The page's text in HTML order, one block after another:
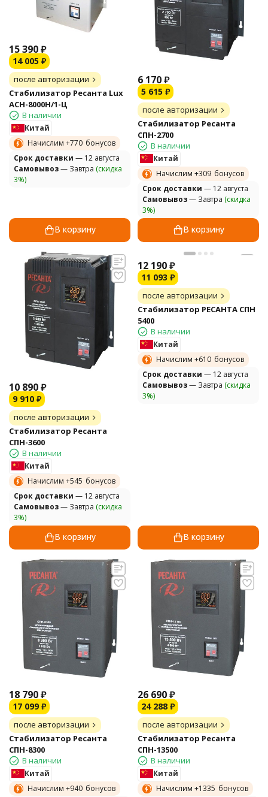
15 390₽
14 005 ₽
после авторизации
Стабилизатор Ресанта Lux
АСН-8000Н/1-Ц
В наличии
Китай
Начислим +770 бонусов
Cрок доставки — 12 августа
Самовывоз— Завтра (скидка
3%)
В корзину
6 170₽
5 615 ₽
после авторизации
Стабилизатор Ресанта
СПН-2700
В наличии
Китай
Начислим +309 бонусов
Cрок доставки — 12 августа
Самовывоз— Завтра (скидка
3%)
В корзину
10 890₽
9 910 ₽
после авторизации
Стабилизатор Ресанта
СПН-3600
В наличии
Китай
Начислим +545 бонусов
Cрок доставки — 12 августа
Самовывоз— Завтра (скидка
3%)
В корзину
12 190₽
11 093 ₽
после авторизации
Стабилизатор РЕСАНТА СПН
5400
В наличии
Китай
Начислим +610 бонусов
Cрок доставки — 12 августа
Самовывоз— Завтра (скидка
3%)
В корзину
18 790₽
17 099 ₽
после авторизации
Стабилизатор Ресанта
СПН-8300
В наличии
Китай
Начислим +940 бонусов
26 690₽
24 288 ₽
после авторизации
Стабилизатор Ресанта
СПН-13500
В наличии
Китай
Начислим +1335 бонусов